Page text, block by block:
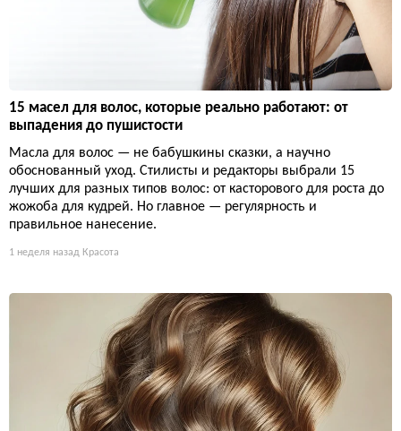
15 масел для волос, которые реально работают: от
выпадения до пушистости
Масла для волос — не бабушкины сказки, а научно
обоснованный уход. Стилисты и редакторы выбрали 15
лучших для разных типов волос: от касторового для роста до
жожоба для кудрей. Но главное — регулярность и
правильное нанесение.
1 неделя назад Красота